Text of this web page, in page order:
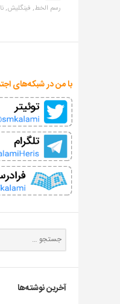
رسم الخط, فینگلیش,
با من در شبکه‌های
آخرین نوشته‌ها